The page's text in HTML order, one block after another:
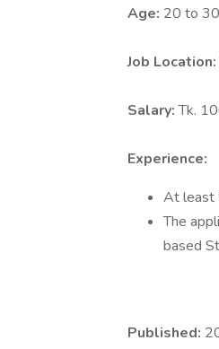
Age: 20 to
Job Location:
Salary:Tk.
Experience:
At least
The
based
Published: